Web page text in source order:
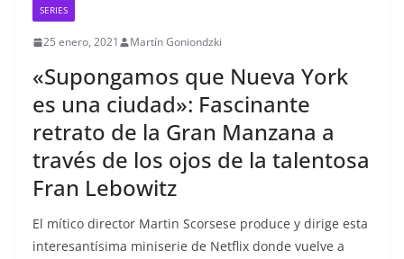
SERIES
25 enero, 2021 Martín Goniondzki
«Supongamos que Nueva York
es una ciudad»: Fascinante
retrato de la Gran Manzana a
través de los ojos de la talentosa
Fran Lebowitz
El mítico director Martin Scorsese produce y dirige esta
interesantísima miniserie de Netflix donde vuelve a